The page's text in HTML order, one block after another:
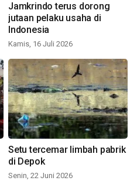
Jamkrindo terus dorong
jutaan pelaku usaha di
Indonesia
Kamis, 16 Juli 2026
Setu tercemar limbah pabrik
di Depok
Senin, 22 Juni 2026